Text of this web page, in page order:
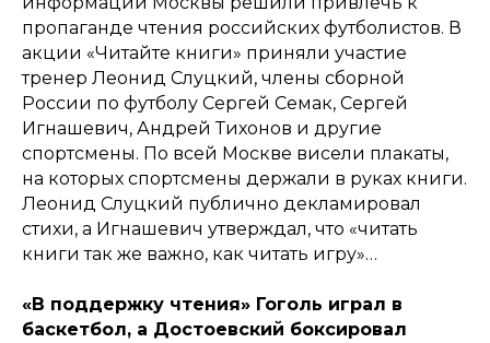
пропаганде чтения российских футболистов. В
акции «Читайте книги» приняли участие
тренер Леонид Слуцкий, члены сборной
России по футболу Сергей Семак, Сергей
Игнашевич, Андрей Тихонов и другие
спортсмены. По всей Москве висели плакаты,
на которых спортсмены держали в руках книги.
Леонид Слуцкий публично декламировал
стихи, а Игнашевич утверждал, что «читать
книги так же важно, как читать игру»…
«В поддержку чтения» Гоголь играл в
баскетбол, а Достоевский боксировал